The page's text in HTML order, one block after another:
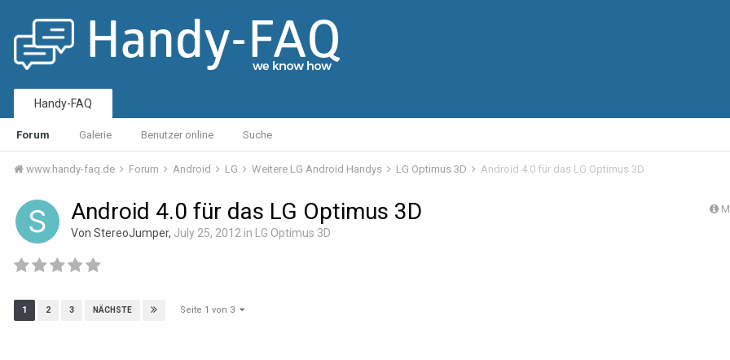
Handy-FAQ
Forum Galerie Benutzer online Suche
www.handy-faq.de Forum Android LG Weitere LG Android Handys LG Optimus 3D Android 4.0 für das LG Optimus 3D
Android 4.0 für das LG Optimus 3D
Von StereoJumper, July 25, 2012 in LG Optimus 3D
1 2 3 NÄCHSTE Seite 1 von 3